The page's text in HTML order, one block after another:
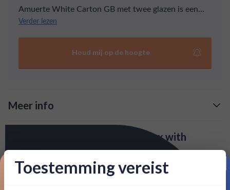
Amuerte White Carton GB met twee glazen is een
premium cadeauset. De witte variant van de
lime, koriander, kardemom en sechuan peper aan het
recept toegevoegd.
Verder lezen
Houd mij op de hoogte
Meer info
Verzending is gratis vanaf€125,-
: voor 15:00, morgen in huis (uitzondering bij
artikel vermeld)
Over Amuerte Gin White Giftbox with
Glasses
Amuerte White Carton GB met twee glazen is een premium
cadeauset. De witte variant van de bijzondere Amuerte
Toestemming vereist
Proost op je eerste korting!